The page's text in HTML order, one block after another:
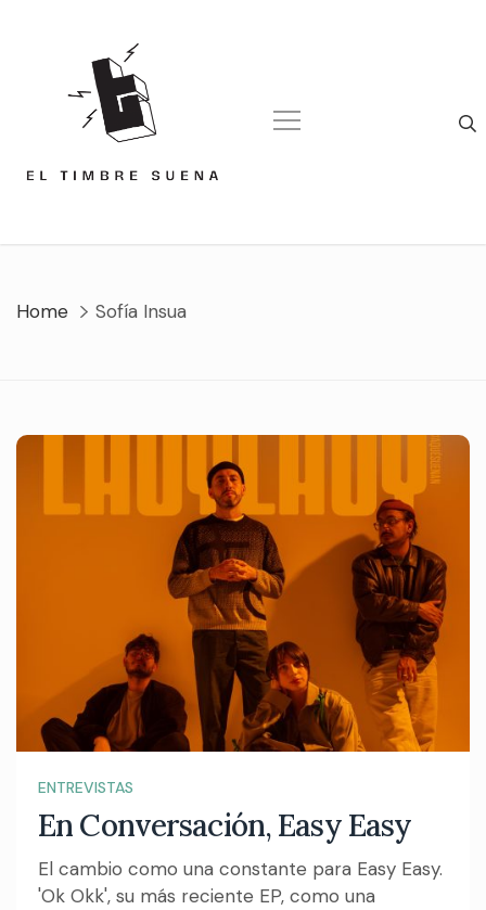
Home Sofía Insua
ENTREVISTAS
En Conversación, Easy Easy
El cambio como una constante para Easy Easy.
'Ok Okk', su más reciente EP, como una